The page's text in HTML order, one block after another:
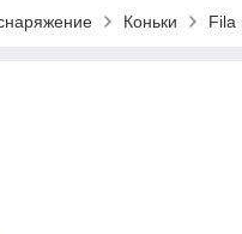
Коньки Fila